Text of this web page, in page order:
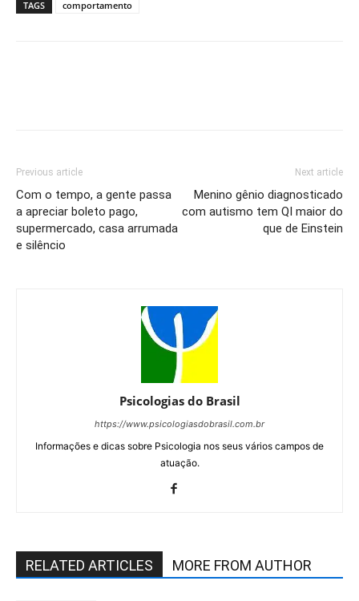
TAGS comportamento
Previous article
Com o tempo, a gente passa
a apreciar boleto pago,
supermercado, casa arrumada
e silêncio
Next article
Menino gênio diagnosticado
com autismo tem QI maior do
que de Einstein
Psicologias do Brasil
https://www.psicologiasdobrasil.com.br
Informações e dicas sobre Psicologia nos seus vários campos de
atuação.
RELATED ARTICLES MORE FROM AUTHOR